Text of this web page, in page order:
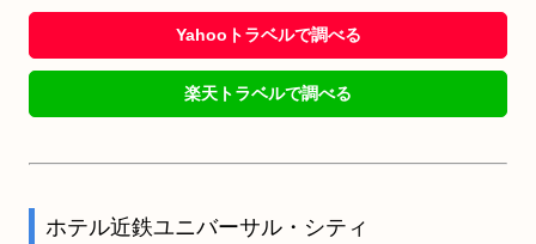
Yahooトラベルで調べる
楽天トラベルで調べる
ホテル近鉄ユニバーサル・シティ